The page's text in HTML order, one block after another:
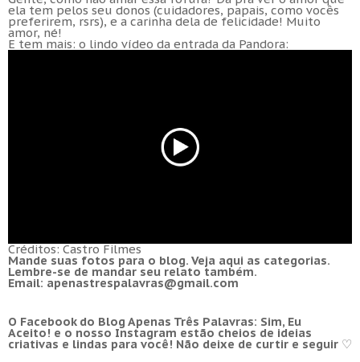
ela tem pelos seu donos (cuidadores, papais, como vocês
preferirem, rsrs), e a carinha dela de felicidade! Muito
amor, né!
E tem mais: o lindo vídeo da entrada da Pandora:
Créditos: Castro Filmes
Mande suas fotos para o blog. Veja aqui as categorias.
Lembre-se de mandar seu relato também.
Email: apenastrespalavras@gmail.com
O Facebook do Blog Apenas Três Palavras: Sim, Eu
Aceito! e o nosso Instagram estão cheios de ideias
criativas e lindas para você! Não deixe de curtir e seguir ♡